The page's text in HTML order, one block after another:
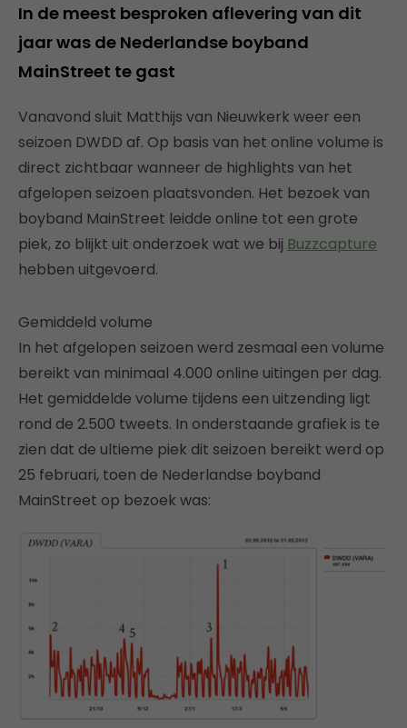
In de meest besproken aflevering van dit
jaar was de Nederlandse boyband
MainStreet te gast
Vanavond sluit Matthijs van Nieuwkerk weer een
seizoen DWDD af. Op basis van het online volume is
direct zichtbaar wanneer de highlights van het
afgelopen seizoen plaatsvonden. Het bezoek van
boyband MainStreet leidde online tot een grote
piek, zo blijkt uit onderzoek wat we bij Buzzcapture
hebben uitgevoerd.
Gemiddeld volume
In het afgelopen seizoen werd zesmaal een volume
bereikt van minimaal 4.000 online uitingen per dag.
Het gemiddelde volume tijdens een uitzending ligt
rond de 2.500 tweets. In onderstaande grafiek is te
zien dat de ultieme piek dit seizoen bereikt werd op
25 februari, toen de Nederlandse boyband
MainStreet op bezoek was: